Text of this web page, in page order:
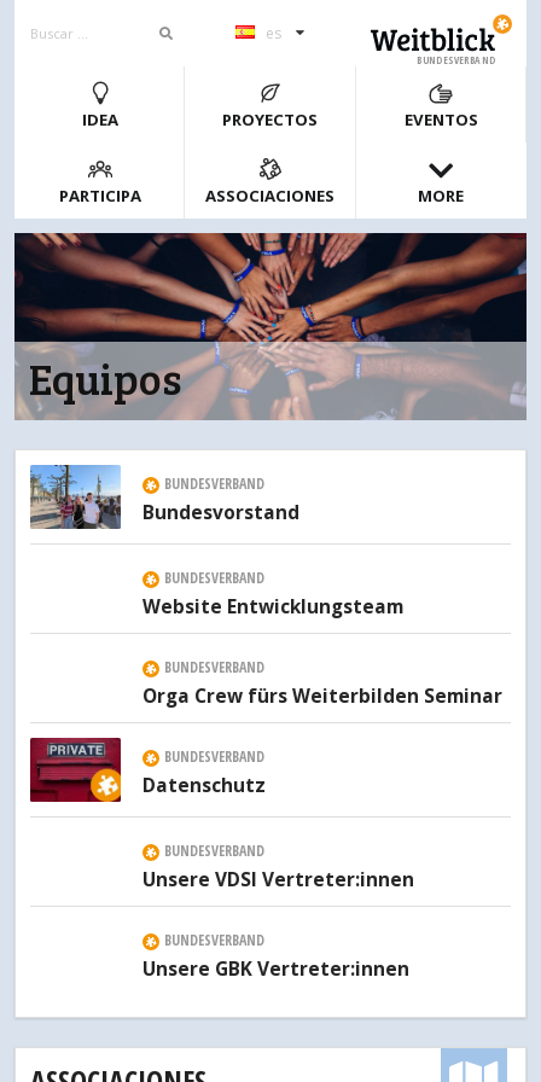
es
BUNDESVERBAND
IDEA PROYECTOS EVENTOS
PARTICIPA ASSOCIACIONES MORE
Equipos
BUNDESVERBAND
Bundesvorstand
BUNDESVERBAND
Website Entwicklungsteam
BUNDESVERBAND
Orga Crew fürs Weiterbilden Seminar
BUNDESVERBAND
Datenschutz
BUNDESVERBAND
Unsere VDSI Vertreter:innen
BUNDESVERBAND
Unsere GBK Vertreter:innen